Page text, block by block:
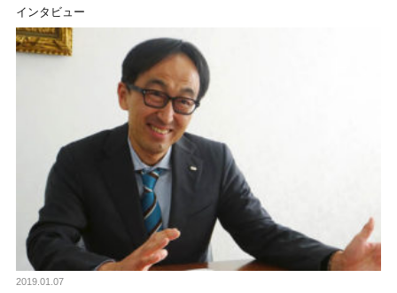
インタビュー
2019.01.07